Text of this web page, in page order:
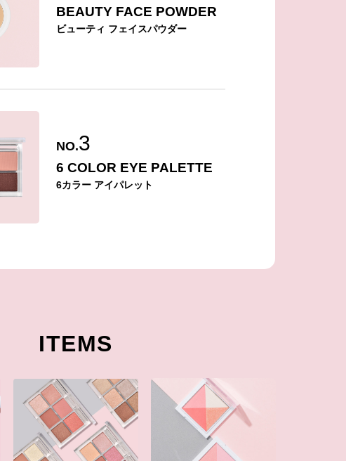
BEAUTY FACE POWDER
ビューティ フェイスパウダー
NO.3
6 COLOR EYE PALETTE
6カラー アイパレット
ITEMS